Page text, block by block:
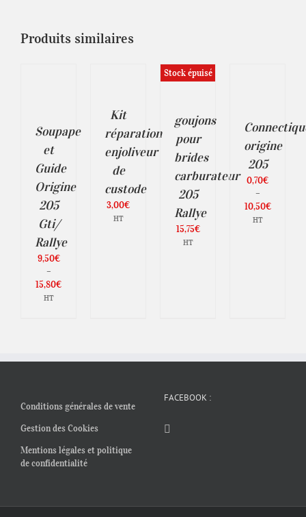
Produits similaires
Soupape
et
Guide
Origine
205
Gti/
Rallye
9,50€
–
15,80€Plage
HT
Kit
réparation
enjoliveur
de
custode
3,00€
HT
Stock épuisé
goujons
pour
brides
carburateur
205
Rallye
15,75€
HT
DES
A
VARIATIONS.
LES
PEUVENT
ÊTRE
CHOISIES
SUR
LA
origine
205
0,70€
–
10,50€Plage
HT
Conditions générales de vente
Gestion des Cookies
Mentions légales et politique
de confidentialité
FACEBOOK :